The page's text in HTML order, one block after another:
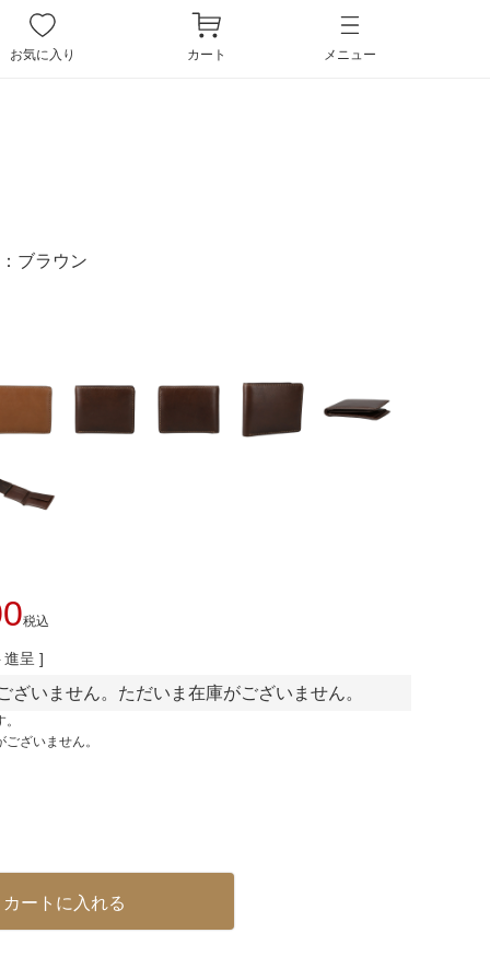
お気に入り カート メニュー
ブラウン
税込
進呈 ]
ざいません。ただいま在庫がございません。
ざいません。
カートに入れる